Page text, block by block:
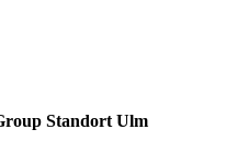
Standort Ulm